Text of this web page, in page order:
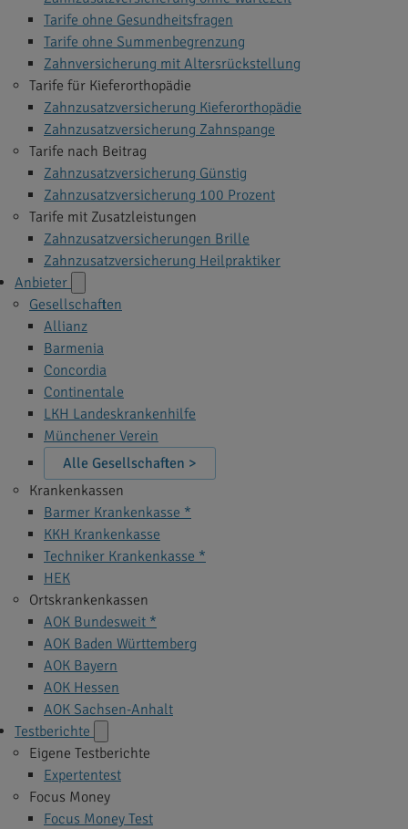
Tarife ohne Gesundheitsfragen
Tarife ohne Summenbegrenzung
Zahnversicherung mit Altersrückstellung
Tarife für Kieferorthopädie
Zahnzusatzversicherung Kieferorthopädie
Zahnzusatzversicherung Zahnspange
Tarife nach Beitrag
Zahnzusatzversicherung Günstig
Zahnzusatzversicherung 100 Prozent
Tarife mit Zusatzleistungen
Zahnzusatzversicherungen Brille
Zahnzusatzversicherung Heilpraktiker
Anbieter
Gesellschaften
Allianz
Barmenia
Concordia
Continentale
LKH Landeskrankenhilfe
Münchener Verein
Alle Gesellschaften >
Krankenkassen
Barmer Krankenkasse *
KKH Krankenkasse
Techniker Krankenkasse *
HEK
Ortskrankenkassen
AOK Bundesweit *
AOK Baden Württemberg
AOK Bayern
AOK Hessen
AOK Sachsen-Anhalt
Testberichte
Eigene Testberichte
Expertentest
Focus Money
Focus Money Test